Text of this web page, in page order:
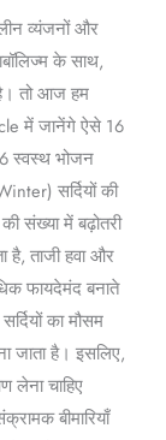
व्यंजनों और
के साथ,
तो आज हम
में जानेंगे ऐसे 16
स्वस्थ भोजन
सर्दियों की
संख्या में बढ़ोतरी
है, ताजी हवा और
फायदेमंद बनाते
का मौसम
जाता है। इसलिए,
लेना चाहिए
बीमारियाँ